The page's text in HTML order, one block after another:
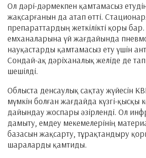
Ол дәрі-дәрмекпен қамтамасыз
жақсарғанын да атап өтті.
препараттардың жеткілікті қоры
емханаларына үй жағдайында
науқастарды қамтамасыз ету үшін
Сондай-ақ дәріханалық желіде де
шешілді.
Облыста денсаулық сақтау жүйесін
мүмкін болған жағдайда күзгі-қысқы
дайындау жоспары әзірленді. Ол
дамыту, емдеу мекемелерінің
базасын жақсарту, тұрақтандыру
шараларды қамтиды.